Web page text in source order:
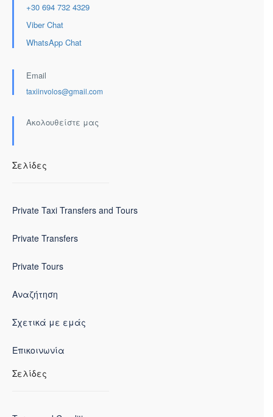
+30 694 732 4329
Viber Chat
WhatsApp Chat
Email
taxiinvolos@gmail.com
Ακολουθείστε μας
Σελίδες
Private Taxi Transfers and Tours
Private Transfers
Private Tours
Αναζήτηση
Σχετικά με εμάς
Επικοινωνία
Σελίδες